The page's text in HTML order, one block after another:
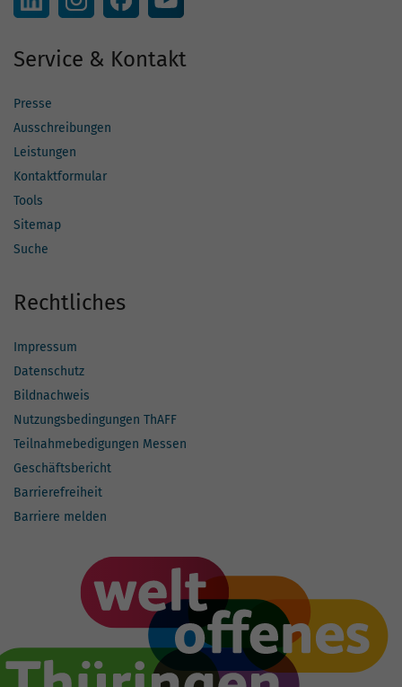
Service & Kontakt
Presse
Ausschreibungen
Leistungen
Kontaktformular
Tools
Sitemap
Suche
Rechtliches
Impressum
Datenschutz
Bildnachweis
Nutzungsbedingungen ThAFF
Teilnahmebedigungen Messen
Geschäftsbericht
Barrierefreiheit
Barriere melden